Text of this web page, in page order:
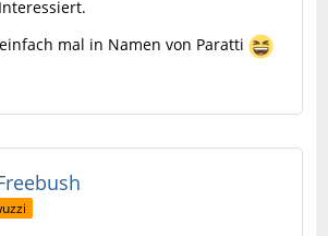
mal in Namen von Paratti